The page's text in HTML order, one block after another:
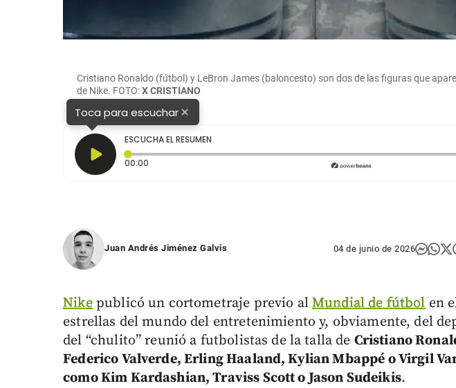
Cristiano Ronaldo (fútbol) y LeBron James (baloncesto) son dos de las figuras que
de Nike. FOTO:X CRISTIANO
Toca para escuchar×
ESCUCHA EL RESUMEN
00:00
Juan Andrés Jiménez Galvis 04 de junio de 2026
Nikepublicó un cortometraje previo alMundial de fútbolen
estrellas del mundo del entretenimiento y, obviamente, del
del “chulito” reunió a futbolistas de la talla de Cristiano
Federico Valverde, Erling Haaland, Kylian Mbappé o Virgil
como Kim Kardashian, Traviss Scott o Jason Sudeikis.